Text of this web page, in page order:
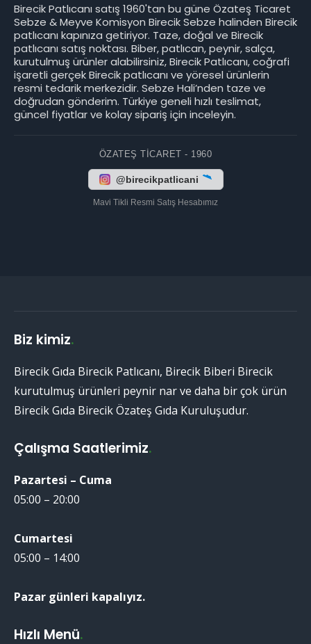
Birecik Patlıcanı satış 1960'tan bu güne Özateş Ticaret
Sebze & Meyve Komisyon Birecik Sebze halinden Birecik
patlıcanı kapınıza getiriyor. Taze, doğal ve Birecik
patlıcanı satış noktası. Biber, patlıcan, peynir, salça,
kurutulmuş ürünler alabilirsiniz, Birecik Patlıcanı, coğrafi
işaretli gerçek Birecik patlıcanı ve yöresel ürünlerin
resmi tedarik merkezidir. Sebze Hali’nden taze ve
doğrudan gönderim. Türkiye geneli hızlı teslimat,
güncel fiyatlar ve kolay sipariş için inceleyin.
ÖZATEŞ TICARET - 1960
@birecikpatlicani
Mavi Tikli Resmi Satış Hesabımız
Biz kimiz.
Birecik Gıda Birecik Patlıcanı, Birecik Biberi Birecik
kurutulmuş ürünleri peynir nar ve daha bir çok ürün
Birecik Gıda Birecik Özateş Gıda Kuruluşudur.
Çalışma Saatlerimiz.
Pazartesi – Cuma
05:00 – 20:00
Cumartesi
05:00 – 14:00
Pazar günleri kapalıyız.
Hızlı Menü.